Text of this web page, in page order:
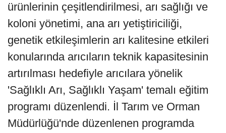
ürünlerinin çeşitlendirilmesi, arı sağlığı ve
koloni yönetimi, ana arı yetiştiriciliği,
genetik etkileşimlerin arı kalitesine etkileri
konularında arıcıların teknik kapasitesinin
artırılması hedefiyle arıcılara yönelik
'Sağlıklı Arı, Sağlıklı Yaşam' temalı eğitim
programı düzenlendi. İl Tarım ve Orman
Müdürlüğü'nde düzenlenen programda